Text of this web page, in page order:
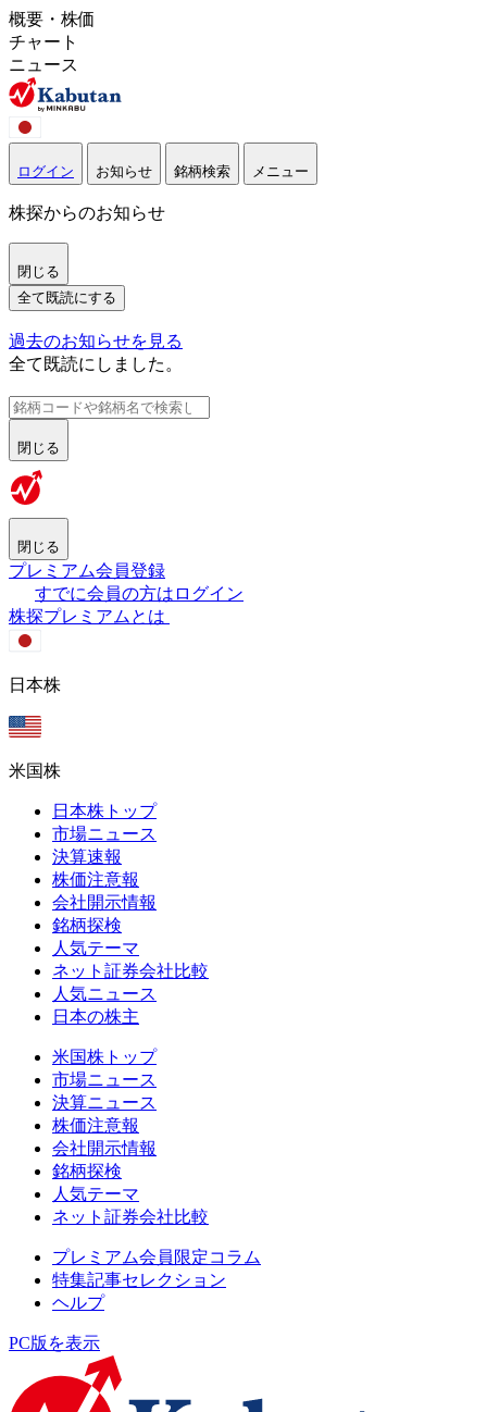
概要・株価
チャート
ニュース
ログイン お知らせ 銘柄検索 メニュー
株探からのお知らせ
閉じる
全て既読にする
過去のお知らせを見る
全て既読にしました。
閉じる
閉じる
プレミアム会員登録
すでに会員の方はログイン
株探プレミアムとは
日本株
米国株
日本株トップ
市場ニュース
決算速報
株価注意報
会社開示情報
銘柄探検
人気テーマ
ネット証券会社比較
人気ニュース
日本の株主
米国株トップ
市場ニュース
決算ニュース
株価注意報
会社開示情報
銘柄探検
人気テーマ
ネット証券会社比較
プレミアム会員限定コラム
特集記事セレクション
ヘルプ
PC版を表示